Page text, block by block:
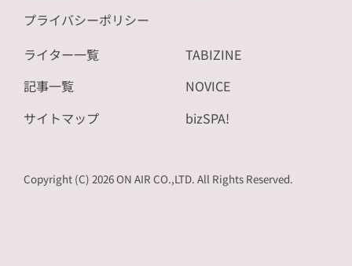
プライバシーポリシー
ライター一覧
記事一覧
サイトマップ
TABIZINE
NOVICE
bizSPA!
Copyright (C) 2026 ON AIR CO.,LTD. All Rights Reserved.